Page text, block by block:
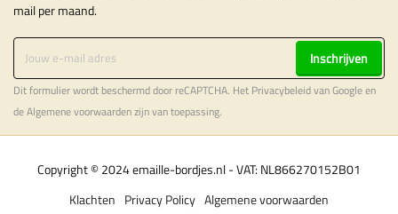
mail per maand.
Inschrijven
Dit formulier wordt beschermd door reCAPTCHA. Het Privacybeleidvan Google en
deAlgemene voorwaardenzijn van toepassing.
Copyright © 2024 emaille-bordjes.nl - VAT: NL866270152B01
Algemene voorwaarden
Privacy Policy
Klachten